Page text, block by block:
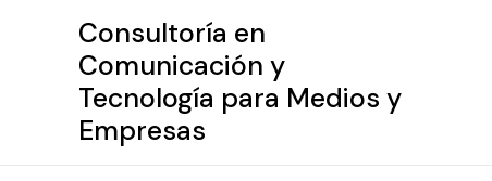
Consultoría en
Comunicación y
Tecnología para Medios y
Empresas